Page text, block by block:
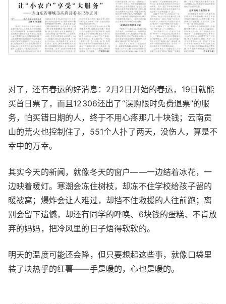
对了，还有春运的好消息：2月2日开始的春运，19日就能
买首日票了，而且12306还出了“误购限时免费退票”的服
务，怕买错日期的人，终于不用心疼那几十块钱；云南贡
山的荒火也控制住了，551个人扑了两天，没伤人，算是不
幸中的万幸。
其实今天的新闻，就像冬天的窗户——一边结着冰花，一
边映着暖灯。寒潮会冻住树枝，却冻不住学校给孩子留的
暖被窝；爆炸会让人难过，却挡不住救援的人往前跑；离
别会留下遗憾，却还有同学的呼唤、6块钱的蛋糕、不肯放
弃的妈妈，把冷风里的日子焐得软软的。
明天的温度可能还会降，但只要想起这些事，就像口袋里
装了块热乎的红薯——手是暖的，心也是暖的。